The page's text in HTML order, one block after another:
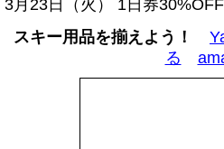
3月23日（火） 1日券30%OFF
スキー用品を揃えよう！
る